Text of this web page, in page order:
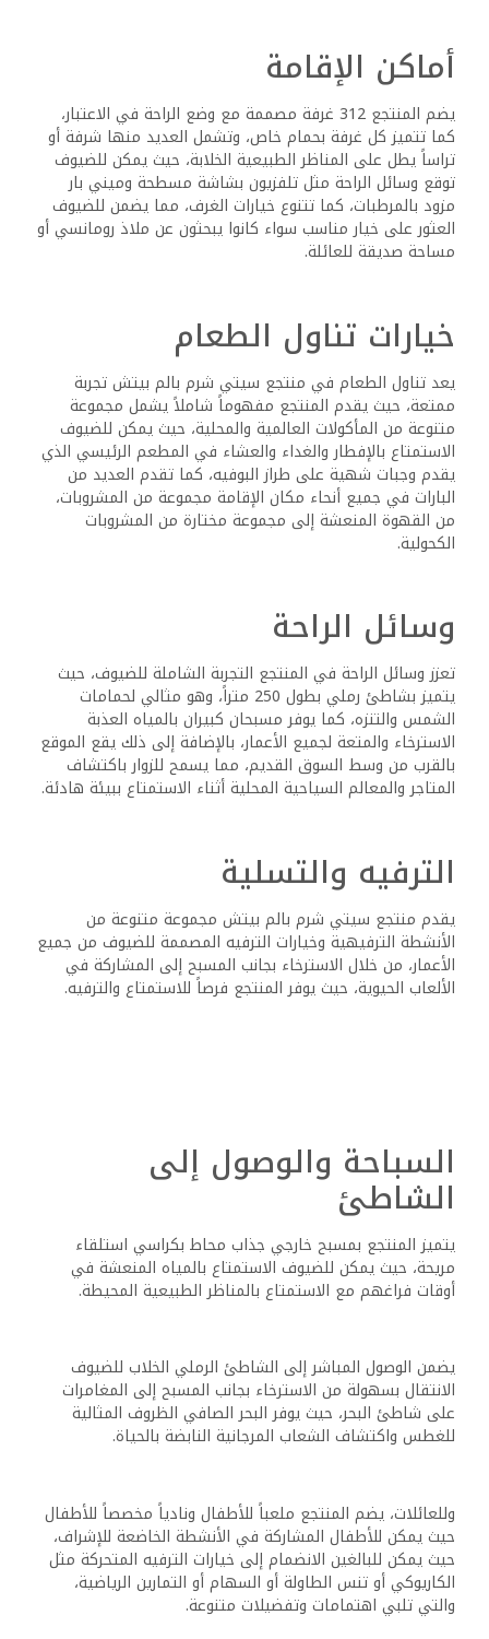
أماكن الإقامة
يضم المنتجع 312 غرفة مصممة مع وضع الراحة في الاعتبار،
كما تتميز كل غرفة بحمام خاص، وتشمل العديد منها شرفة أو
تراساً يطل على المناظر الطبيعية الخلابة، حيث يمكن للضيوف
توقع وسائل الراحة مثل تلفزيون بشاشة مسطحة وميني بار
مزود بالمرطبات، كما تتنوع خيارات الغرف، مما يضمن للضيوف
العثور على خيار مناسب سواء كانوا يبحثون عن ملاذ رومانسي أو
مساحة صديقة للعائلة.
خيارات تناول الطعام
يعد تناول الطعام في منتجع سيتي شرم بالم بيتش تجربة
ممتعة، حيث يقدم المنتجع مفهوماً شاملاً يشمل مجموعة
متنوعة من المأكولات العالمية والمحلية، حيث يمكن للضيوف
الاستمتاع بالإفطار والغداء والعشاء في المطعم الرئيسي الذي
يقدم وجبات شهية على طراز البوفيه، كما تقدم العديد من
البارات في جميع أنحاء مكان الإقامة مجموعة من المشروبات،
من القهوة المنعشة إلى مجموعة مختارة من المشروبات
الكحولية.
وسائل الراحة
تعزز وسائل الراحة في المنتجع التجربة الشاملة للضيوف، حيث
يتميز بشاطئ رملي بطول 250 متراً، وهو مثالي لحمامات
الشمس والتنزه، كما يوفر مسبحان كبيران بالمياه العذبة
الاسترخاء والمتعة لجميع الأعمار، بالإضافة إلى ذلك يقع الموقع
بالقرب من وسط السوق القديم، مما يسمح للزوار باكتشاف
المتاجر والمعالم السياحية المحلية أثناء الاستمتاع ببيئة هادئة.
الترفيه والتسلية
يقدم منتجع سيتي شرم بالم بيتش مجموعة متنوعة من
الأنشطة الترفيهية وخيارات الترفيه المصممة للضيوف من جميع
الأعمار، من خلال الاسترخاء بجانب المسبح إلى المشاركة في
الألعاب الحيوية، حيث يوفر المنتجع فرصاً للاستمتاع والترفيه.
السباحة والوصول إلى
الشاطئ
يتميز المنتجع بمسبح خارجي جذاب محاط بكراسي استلقاء
مريحة، حيث يمكن للضيوف الاستمتاع بالمياه المنعشة في
أوقات فراغهم مع الاستمتاع بالمناظر الطبيعية المحيطة.
يضمن الوصول المباشر إلى الشاطئ الرملي الخلاب للضيوف
الانتقال بسهولة من الاسترخاء بجانب المسبح إلى المغامرات
على شاطئ البحر، حيث يوفر البحر الصافي الظروف المثالية
للغطس واكتشاف الشعاب المرجانية النابضة بالحياة.
وللعائلات، يضم المنتجع ملعباً للأطفال ونادياً مخصصاً للأطفال
حيث يمكن للأطفال المشاركة في الأنشطة الخاضعة للإشراف،
حيث يمكن للبالغين الانضمام إلى خيارات الترفيه المتحركة مثل
الكاريوكي أو تنس الطاولة أو السهام أو التمارين الرياضية،
والتي تلبي اهتمامات وتفضيلات متنوعة.